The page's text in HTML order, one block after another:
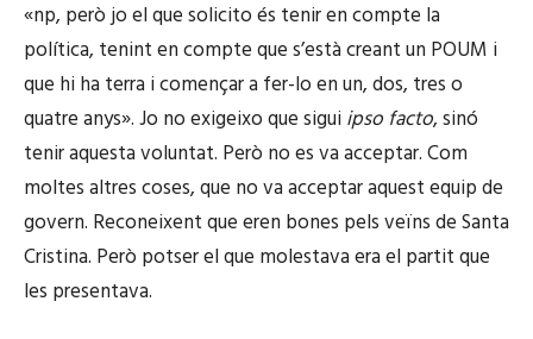
«np, però jo el que solicito és tenir en compte la
política, tenint en compte que s’està creant un POUM i
que hi ha terra i començar a fer-lo en un, dos, tres o
quatre anys». Jo no exigeixo que siguiipso facto, sinó
tenir aquesta voluntat. Però no es va acceptar. Com
moltes altres coses, que no va acceptar aquest equip de
govern. Reconeixent que eren bones pels veïns de Santa
Cristina. Però potser el que molestava era el partit que
les presentava.